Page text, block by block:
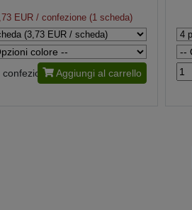
EUR / confezione (1 scheda)
confezione Aggiungi al carrello